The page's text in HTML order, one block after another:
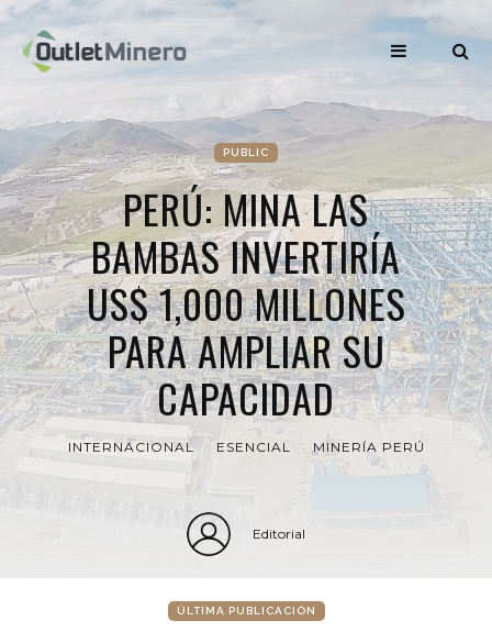
PUBLIC
PERÚ: MINA LAS
BAMBAS INVERTIRÍA
US$ 1,000 MILLONES
PARA AMPLIAR SU
CAPACIDAD
INTERNACIONAL ESENCIAL MINERÍA PERÚ
Editorial
ÚLTIMA PUBLICACIÓN